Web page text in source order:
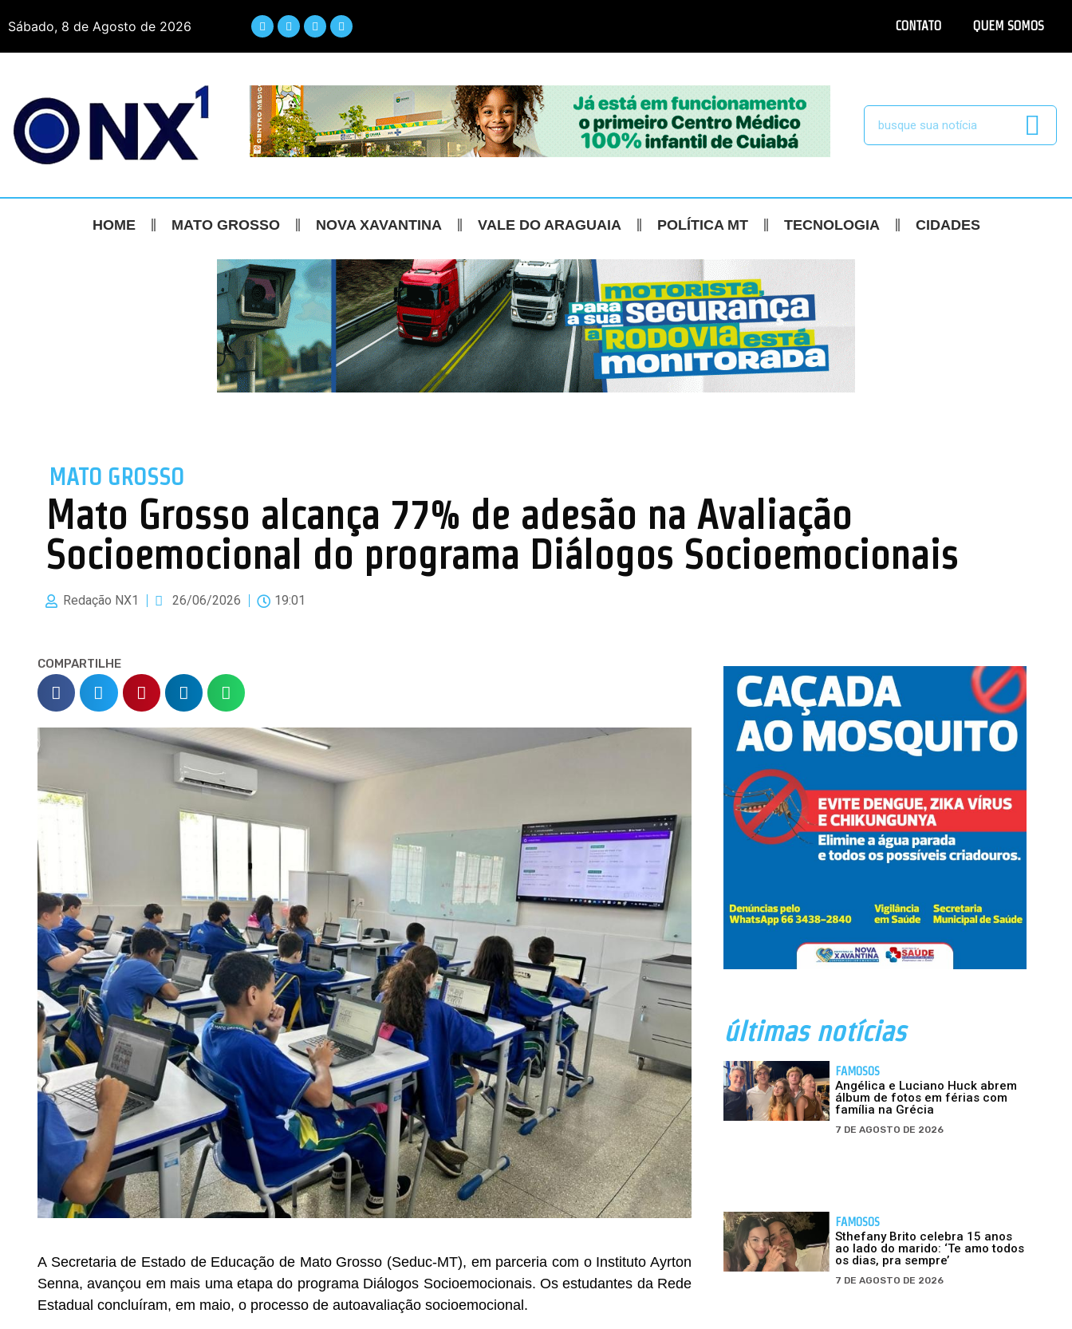
Sábado, 8 de Agosto de 2026 CONTATO QUEM SOMOS
HOME MATO GROSSO NOVA XAVANTINA VALE DO ARAGUAIA POLÍTICA MT TECNOLOGIA CIDADES
MATO GROSSO
Mato Grosso alcança 77% de adesão na Avaliação
Socioemocional do programa Diálogos Socioemocionais
Redação NX1 26/06/2026 19:01
COMPARTILHE
A Secretaria de Estado de Educação de Mato Grosso (Seduc-MT), em parceria com o Instituto Ayrton
Senna, avançou em mais uma etapa do programa Diálogos Socioemocionais. Os estudantes da Rede
Estadual concluíram, em maio, o processo de autoavaliação socioemocional.
últimas notícias
FAMOSOS
Angélica e Luciano Huck abrem
álbum de fotos em férias com
família na Grécia
7 DE AGOSTO DE 2026
FAMOSOS
Sthefany Brito celebra 15 anos
ao lado do marido: ‘Te amo todos
os dias, pra sempre’
7 DE AGOSTO DE 2026